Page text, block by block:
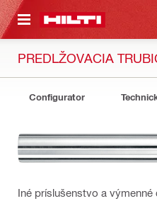
HLAVNÝ OBSAH
PREDLŽOVACIA
Configurator
Iné príslušenstvo a